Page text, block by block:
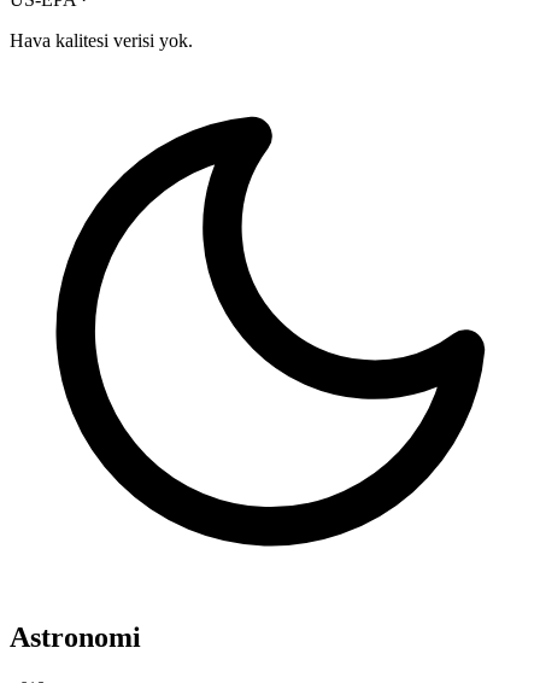
Hava kalitesi verisi yok.
Astronomi